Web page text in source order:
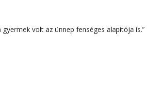
volt az ünnep fenséges alapítója is.”